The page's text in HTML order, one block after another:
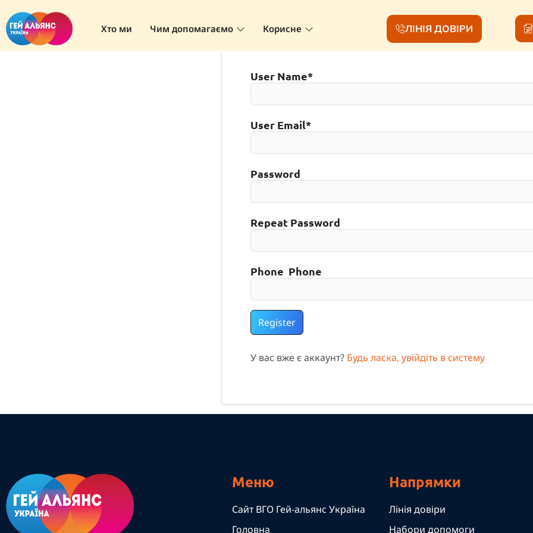
Хто ми Чим допомагаємо Корисне ЛІНІЯ ДОВІРИ
User Name*
User Email*
Password
Repeat Password
Phone Phone
Register
У вас вже є аккаунт? Будь ласка, увійдіть в систему
Меню
Сайт ВГО Гей-альянс Україна
Головна
Напрямки
Лінія довіри
Набори допомоги